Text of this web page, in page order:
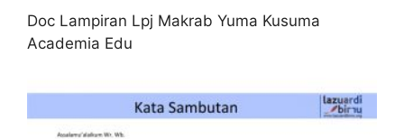
Doc Lampiran Lpj Makrab Yuma Kusuma
Academia Edu